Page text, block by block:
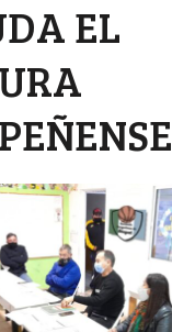
EL